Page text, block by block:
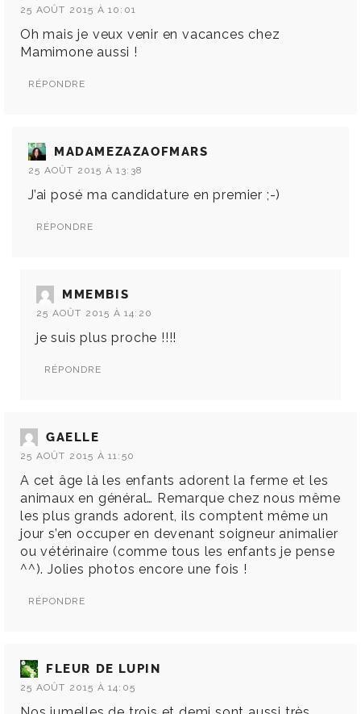
25 AOÛT 2015 À 10:01
Oh mais je veux venir en vacances chez
Mamimone aussi !
RÉPONDRE
MADAMEZAZAOFMARS
25 AOÛT 2015 À 13:38
J’ai posé ma candidature en premier ;-)
RÉPONDRE
MMEMBIS
25 AOÛT 2015 À 14:20
je suis plus proche !!!!
RÉPONDRE
GAELLE
25 AOÛT 2015 À 11:50
A cet âge là les enfants adorent la ferme et les
animaux en général… Remarque chez nous même
les plus grands adorent, ils comptent même un
jour s’en occuper en devenant soigneur animalier
ou vétérinaire (comme tous les enfants je pense
^^). Jolies photos encore une fois !
RÉPONDRE
FLEUR DE LUPIN
25 AOÛT 2015 À 14:05